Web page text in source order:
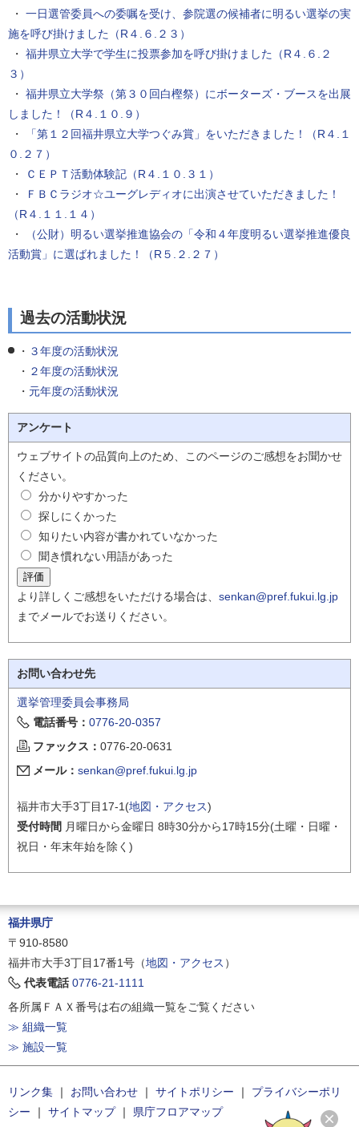
・ 一日選管委員への委嘱を受け、参院選の候補者に明るい選挙の実
施を呼び掛けました（R４.６.２３）
・ 福井県立大学で学生に投票参加を呼び掛けました（R４.６.２
３）
・ 福井県立大学祭（第３０回白樫祭）にボーターズ・ブースを出展
しました！（R４.１０.９）
・
「第１２回福井県立大学つぐみ賞」をいただきました！（R４.１
０.２７）
・
ＣＥＰＴ活動体験記（R４.１０.３１）
・
ＦＢＣラジオ☆ユーグレディオに出演させていただきました！
（R４.１１.１４）
・
（公財）明るい選挙推進協会の「令和４年度明るい選挙推進優良
活動賞」に選ばれました！（R５.２.２７）
過去の活動状況
・ ３年度の活動状況
・ ２年度の活動状況
・ 元年度の活動状況
アンケート
ウェブサイトの品質向上のため、このページのご感想をお聞かせ
ください。
分かりやすかった
探しにくかった
知りたい内容が書かれていなかった
聞き慣れない用語があった
より詳しくご感想をいただける場合は、 senkan@pref.fukui.lg.jp
までメールでお送りください。
お問い合わせ先
選挙管理委員会事務局
電話番号： 0776-20-0357
ファックス： 0776-20-0631
メール： senkan@pref.fukui.lg.jp
福井市大手3丁目17-1(地図・アクセス)
受付時間 月曜日から金曜日 8時30分から17時15分(土曜・日曜・
祝日・年末年始を除く)
福井県庁
〒910-8580
福井市大手3丁目17番1号（地図・アクセス ）
代表電話 0776-21-1111
各所属ＦＡＸ番号は右の組織一覧をご覧ください
≫ 組織一覧
≫ 施設一覧
リンク集 ｜ お問い合わせ ｜ サイトポリシー ｜
プライバシーポリ
シー ｜ サイトマップ｜ 県庁フロアマップ